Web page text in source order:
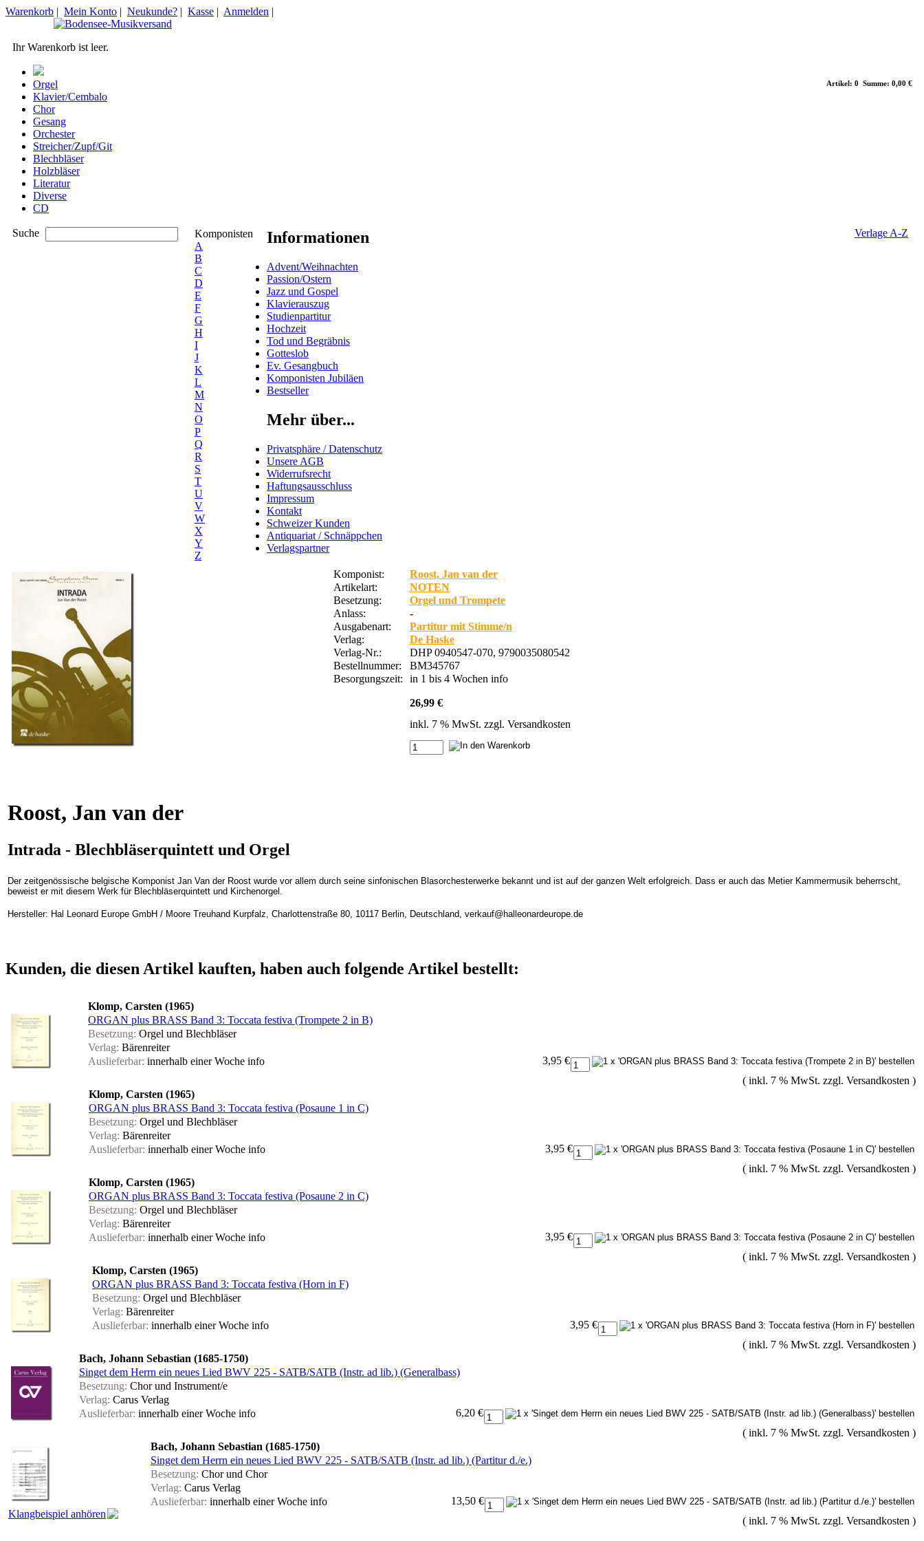
Artikel: 0 Summe: 0,00 €
Warenkorb | Mein Konto | Neukunde? | Kasse | Anmelden |
Ihr Warenkorb ist leer.
Orgel
Klavier/Cembalo
Chor
Gesang
Orchester
Streicher/Zupf/Git
Blechbläser
Holzbläser
Literatur
Diverse
CD
Suche
Komponisten
A
B
C
D
E
F
G
H
I
J
K
L
M
N
O
P
Q
R
S
T
U
V
W
X
Y
Z
Verlage A-Z
Informationen
Advent/Weihnachten
Passion/Ostern
Jazz und Gospel
Klavierauszug
Studienpartitur
Hochzeit
Tod und Begräbnis
Gotteslob
Ev. Gesangbuch
Komponisten Jubiläen
Bestseller
Mehr über...
Privatsphäre / Datenschutz
Unsere AGB
Widerrufsrecht
Haftungsausschluss
Impressum
Kontakt
Schweizer Kunden
Antiquariat / Schnäppchen
Verlagspartner
Komponist:
Roost, Jan van der
Artikelart:
NOTEN
Besetzung:
Orgel und Trompete
Anlass:
-
Ausgabenart:
Partitur mit Stimme/n
Verlag:
De Haske
Verlag-Nr.:
DHP 0940547-070, 9790035080542
Bestellnummer:
BM345767
Besorgungszeit:
in 1 bis 4 Wochen info
26,99 €
inkl. 7 % MwSt. zzgl. Versandkosten
Roost, Jan van der
Intrada - Blechbläserquintett und Orgel
Der zeitgenössische belgische Komponist Jan Van der Roost wurde vor allem durch seine sinfonischen Blasorchesterwerke bekannt und ist auf der ganzen Welt erfolgreich. Dass er auch das Metier Kammermusik beherrscht,
beweist er mit diesem Werk für Blechbläserquintett und Kirchenorgel.
Hersteller: Hal Leonard Europe GmbH / Moore Treuhand Kurpfalz, Charlottenstraße 80, 10117 Berlin, Deutschland, verkauf@halleonardeurope.de
Kunden, die diesen Artikel kauften, haben auch folgende Artikel bestellt:
Klomp, Carsten (1965)
ORGAN plus BRASS Band 3: Toccata festiva (Trompete 2 in B)
Besetzung: Orgel und Blechbläser
Verlag: Bärenreiter
Auslieferbar: innerhalb einer Woche info
3,95 €
( inkl. 7 % MwSt. zzgl. Versandkosten )
Klomp, Carsten (1965)
ORGAN plus BRASS Band 3: Toccata festiva (Posaune 1 in C)
Besetzung: Orgel und Blechbläser
Verlag: Bärenreiter
Auslieferbar: innerhalb einer Woche info
3,95 €
( inkl. 7 % MwSt. zzgl. Versandkosten )
Klomp, Carsten (1965)
ORGAN plus BRASS Band 3: Toccata festiva (Posaune 2 in C)
Besetzung: Orgel und Blechbläser
Verlag: Bärenreiter
Auslieferbar: innerhalb einer Woche info
3,95 €
( inkl. 7 % MwSt. zzgl. Versandkosten )
Klomp, Carsten (1965)
ORGAN plus BRASS Band 3: Toccata festiva (Horn in F)
Besetzung: Orgel und Blechbläser
Verlag: Bärenreiter
Auslieferbar: innerhalb einer Woche info
3,95 €
( inkl. 7 % MwSt. zzgl. Versandkosten )
Bach, Johann Sebastian (1685-1750)
Singet dem Herrn ein neues Lied BWV 225 - SATB/SATB (Instr. ad lib.) (Generalbass)
Besetzung: Chor und Instrument/e
Verlag: Carus Verlag
Auslieferbar: innerhalb einer Woche info
6,20 €
( inkl. 7 % MwSt. zzgl. Versandkosten )
Klangbeispiel anhören
Bach, Johann Sebastian (1685-1750)
Singet dem Herrn ein neues Lied BWV 225 - SATB/SATB (Instr. ad lib.) (Partitur d./e.)
Besetzung: Chor und Chor
Verlag: Carus Verlag
Auslieferbar: innerhalb einer Woche info
13,50 €
( inkl. 7 % MwSt. zzgl. Versandkosten )